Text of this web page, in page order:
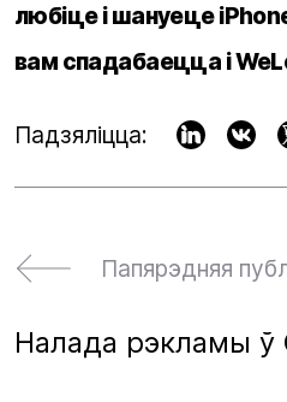
любіце і шануеце
вам спадабаецца і
Падзяліцца:
Папярэдняя
Налада рэкламы ў